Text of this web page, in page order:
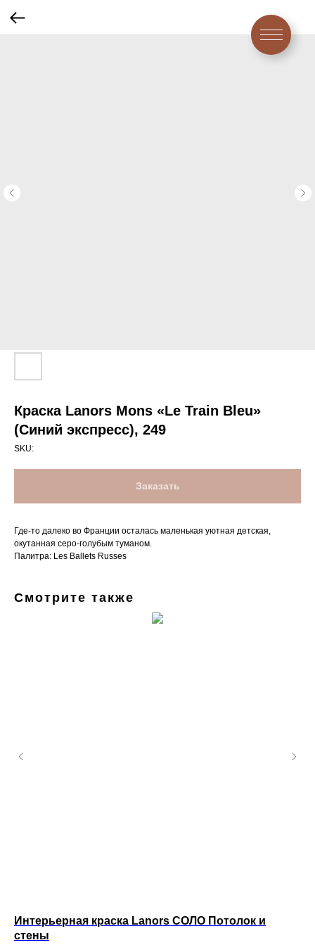
Краска Lanors Mons «Le Train Bleu»
(Синий экспресс), 249
SKU:
Заказать
Где-то далеко во Франции осталась маленькая уютная детская,
окутанная серо-голубым туманом.
Палитра: Les Ballets Russes
Смотрите также
Интерьерная краска Lanors СОЛО Потолок и
стены